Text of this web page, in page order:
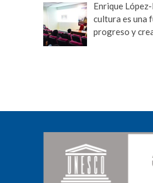
Enrique
cultura es una
progreso y